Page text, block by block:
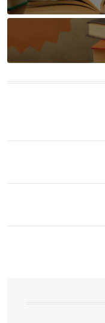
التي ارتبطت
خاصة، حيث يحرص